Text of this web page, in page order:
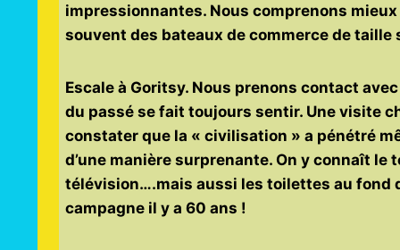
impressionnantes. Nous comprenons
souvent des bateaux de commerce de taille
Escale à Goritsy. Nous prenons contact
du passé se fait toujours sentir. Une visite
constater que la « civilisation » a pénétré
d’une manière surprenante. On y connaît le
télévision….mais aussi les toilettes au fond
campagne il y a 60 ans !